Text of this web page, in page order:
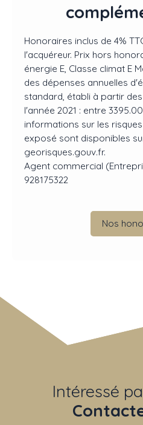
Honoraires inclus de 4%
l'acquéreur. Prix hors
énergie E, Classe climat E
des dépenses annuelles
standard, établi à partir
l'année 2021 : entre
informations sur les
exposé sont disponibles
georisques.gouv.fr.
Agent commercial
928175322
Nos
Intéressé